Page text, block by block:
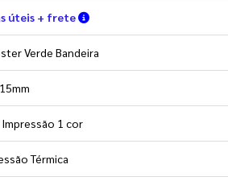
úteis + frete Verifique as condições de
Verde Bandeira
Impressão 1 cor
Térmica